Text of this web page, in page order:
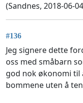
(Sandnes, 2018-06-
#136
Jeg signere dette
oss med småbarn
god nok økonomi
bommene uten å